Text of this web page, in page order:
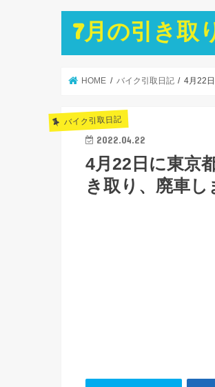
7月の引き取
HOME バイク引取日記 4月22
バイク引取日記
2022.04.22
4月22日に東京
き取り、廃車し